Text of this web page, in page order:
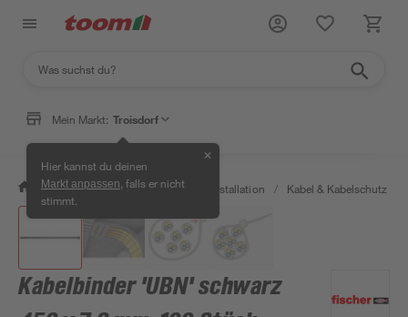
Mein Markt: Troisdorf
Hier kannst du deinen
Markt anpassen , falls er nicht
stimmt.
✕
/ Bauen & Renovieren / Elektroinstallation / Kabel & Kabelschutz
Kabelbinder 'UBN' schwarz